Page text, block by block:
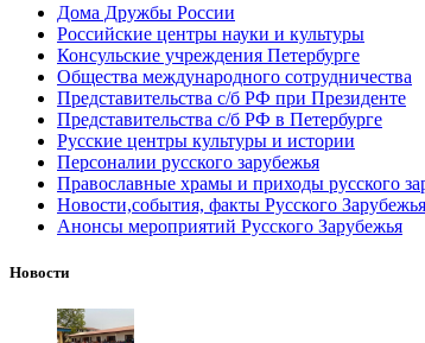
Дома Дружбы России
Российские центры науки и культуры
Консульские учреждения Петербурге
Общества международного сотрудничества
Представительства с/б РФ при Президенте
Представительства с/б РФ в Петербурге
Русские центры культуры и истории
Персоналии русского зарубежья
Православные храмы и приходы русского
Новости,события, факты Русского Зарубежья
Анонсы мероприятий Русского Зарубежья
Новости